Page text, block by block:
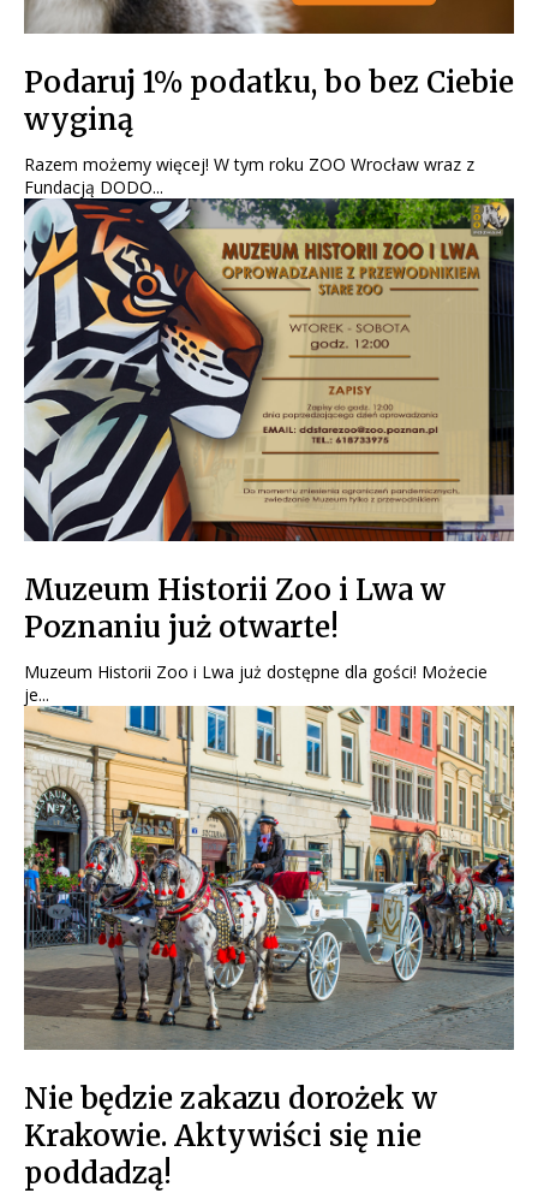
Podaruj 1% podatku, bo bez Ciebie
wyginą
Razem możemy więcej! W tym roku ZOO Wrocław wraz z
Fundacją DODO...
Muzeum Historii Zoo i Lwa w
Poznaniu już otwarte!
Muzeum Historii Zoo i Lwa już dostępne dla gości! Możecie
je...
Nie będzie zakazu dorożek w
Krakowie. Aktywiści się nie
poddadzą!